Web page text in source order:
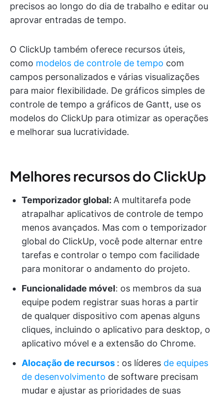
precisos ao longo do dia de trabalho e editar ou
aprovar entradas de tempo.
O ClickUp também oferece recursos úteis,
como modelos de controle de tempo com
campos personalizados e várias visualizações
para maior flexibilidade. De gráficos simples de
controle de tempo a gráficos de Gantt, use os
modelos do ClickUp para otimizar as operações
e melhorar sua lucratividade.
Melhores recursos do ClickUp
Temporizador global: A multitarefa pode
atrapalhar aplicativos de controle de tempo
menos avançados. Mas com o temporizador
global do ClickUp, você pode alternar entre
tarefas e controlar o tempo com facilidade
para monitorar o andamento do projeto.
Funcionalidade móvel: os membros da sua
equipe podem registrar suas horas a partir
de qualquer dispositivo com apenas alguns
cliques, incluindo o aplicativo para desktop, o
aplicativo móvel e a extensão do Chrome.
Alocação de recursos : os líderes de equipes
de desenvolvimento de software precisam
mudar e ajustar as prioridades de suas